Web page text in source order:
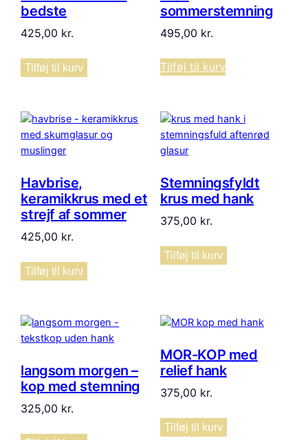
bedste
425,00 kr.
Tilføj til kurv
sommerstemning
495,00 kr.
Tilføj til kurv
Havbrise,
keramikkrus med et
strejf af sommer
425,00 kr.
Tilføj til kurv
Stemningsfyldt
krus med hank
375,00 kr.
Tilføj til kurv
langsom morgen –
kop med stemning
325,00 kr.
MOR-KOP med
relief hank
375,00 kr.
Tilføj til kurv